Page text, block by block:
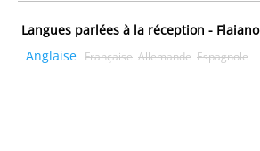
Langues parlées à la réception - Flaiano
Anglaise Française Allemande Espagnole